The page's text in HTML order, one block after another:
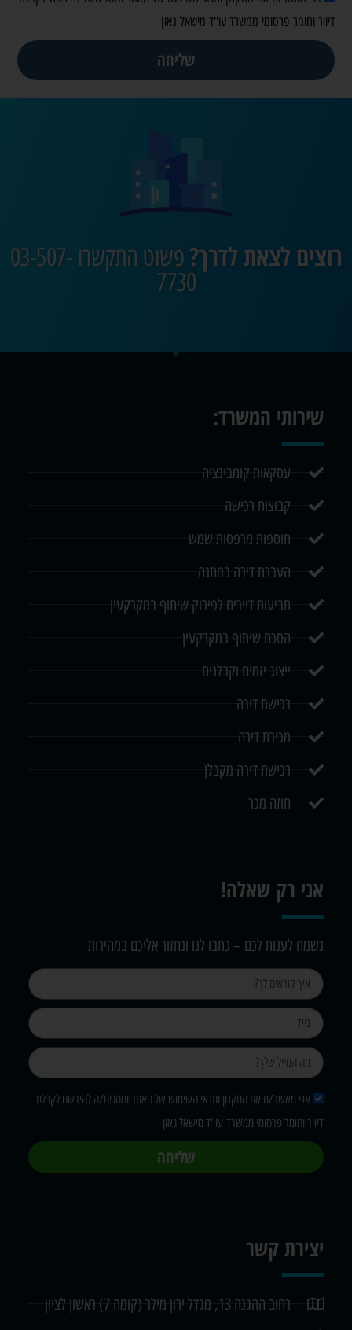
דיוור וחומר פרסומי ממשרד עו"ד מישאל גאון
שליחה
רוצים לצאת לדרך?
פשוט התקשרו 03-507-
7730
שירותי המשרד:
עסקאות קומבינציה
קבוצות רכישה
תוספות מרפסות שמש
העברת דירה במתנה
תביעות דיירים לפירוק שיתוף במקרקעין
הסכם שיתוף במקרקעין
ייצוג יזמים וקבלנים
רכישת דירה
מכירת דירה
רכישת דירה מקבלן
חוזה מכר
אני רק שאלה!
נשמח לענות לכם – כתבו לנו ונחזור אליכם במהירות
אני מאשר/ת את התקנון ותנאי השימוש של האתר ומסכים/ה להירשם לקבלת
דיוור וחומר פרסומי ממשרד עו"ד מישאל גאון
שליחה
יצירת קשר
רחוב ההגנה 13, מגדל ירון מילר (קומה 7) ראשון לציון